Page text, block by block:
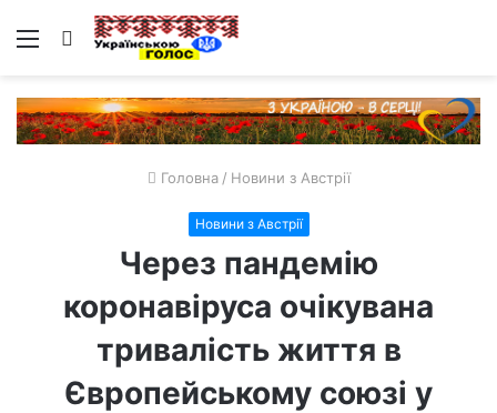
Меню Пошук
Головна / Новини з Австрії
Новини з Австрії
Через пандемію
коронавіруса очікувана
тривалість життя в
Європейському союзі у